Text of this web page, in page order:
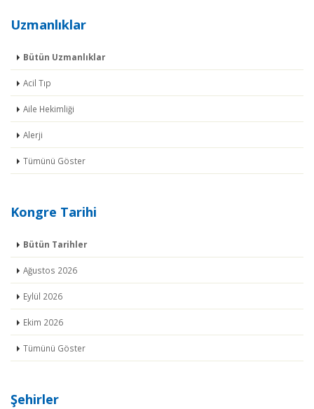
Uzmanlıklar
Bütün Uzmanlıklar
Acil Tıp
Aile Hekimliği
Alerji
Tümünü Göster
Kongre Tarihi
Bütün Tarihler
Ağustos 2026
Eylül 2026
Ekim 2026
Tümünü Göster
Şehirler